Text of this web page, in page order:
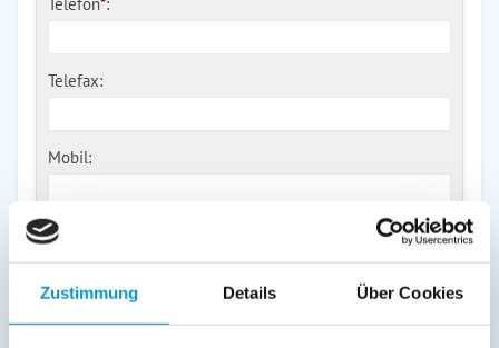
Zustimmung Details Über Cookies
Telefax:
Mobil:
E-Mail:
Freier Kommentar an Vermieter